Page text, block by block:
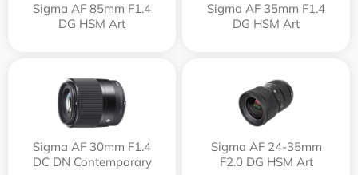
Sigma AF 85mm F1.4
DG HSM Art
Sigma AF 35mm F1.4
DG HSM Art
Sigma AF 30mm F1.4
DC DN Contemporary
Sigma AF 24-35mm
F2.0 DG HSM Art